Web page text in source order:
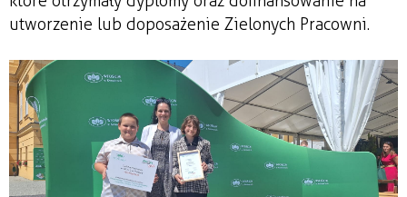
utworzenie lub doposażenie Zielonych Pracowni.